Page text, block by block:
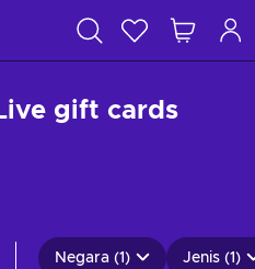
gift cards
Negara (1) Jenis (1)